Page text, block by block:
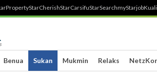
StarCherishStarCarsifuStarSearchmyStarjobKuali
Benua Sukan Mukmin Relaks